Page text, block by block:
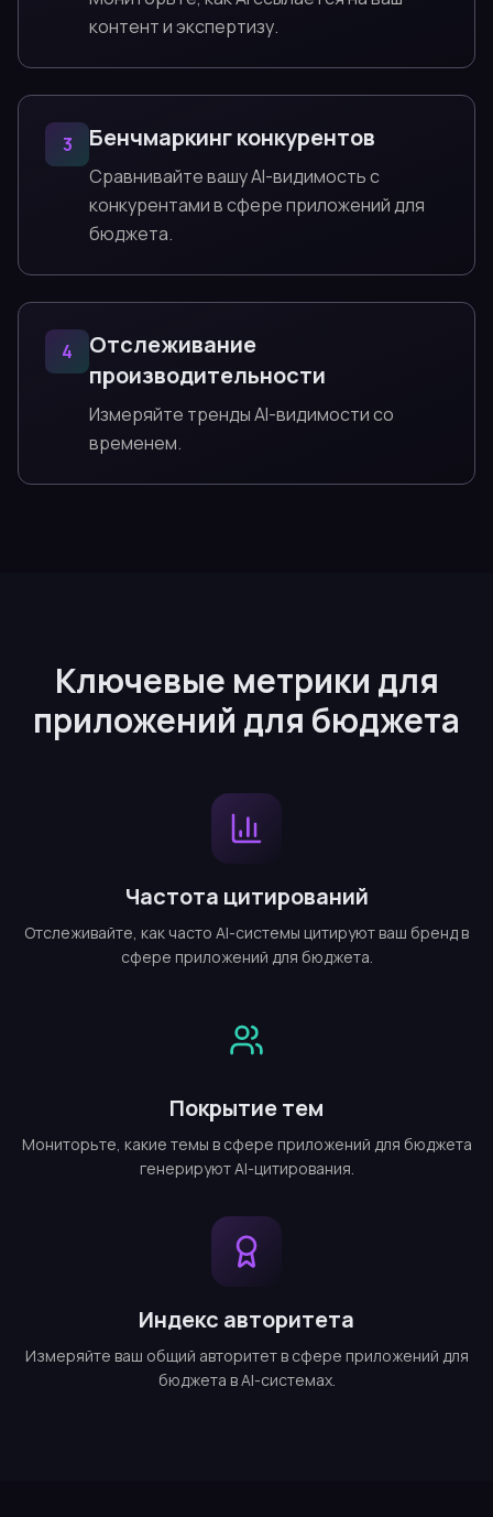
контент и экспертизу.
3 Бенчмаркинг конкурентов
Сравнивайте вашу AI-видимость с
конкурентами в сфере приложений для
бюджета.
4
Отслеживание
производительности
Измеряйте тренды AI-видимости со
временем.
Ключевые метрики для
приложений для бюджета
Частота цитирований
Отслеживайте, как часто AI-системы цитируют ваш бренд в
сфере приложений для бюджета.
Покрытие тем
Мониторьте, какие темы в сфере приложений для бюджета
генерируют AI-цитирования.
Индекс авторитета
Измеряйте ваш общий авторитет в сфере приложений для
бюджета в AI-системах.